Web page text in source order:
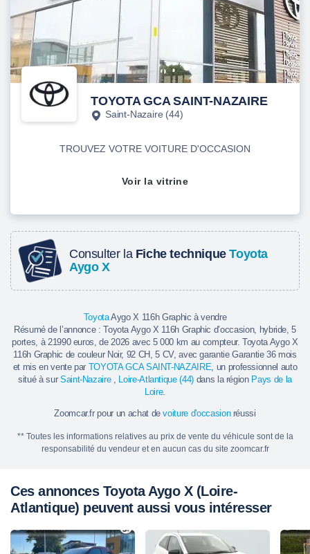
TOYOTA GCA SAINT-NAZAIRE
Saint-Nazaire (44)
TROUVEZ VOTRE VOITURE D'OCCASION
Voir la vitrine
Consulter la Fiche technique Toyota
Aygo X
ToyotaAygo X 116h Graphic à vendre
Résumé de l’annonce : Toyota Aygo X 116h Graphic d’occasion, hybride, 5
portes, à 21990 euros, de 2026 avec 5 000 km au compteur. Toyota Aygo X
116h Graphic de couleur Noir, 92 CH, 5 CV, avec garantie Garantie 36 mois
et mis en vente par TOYOTA GCA SAINT-NAZAIRE, un professionnel auto
situé à sur Saint-Nazaire, Loire-Atlantique (44) dans la région Pays de la
Loire.
Zoomcar.fr pour un achat devoiture d'occasionréussi
** Toutes les informations relatives au prix de vente du véhicule sont de la
responsabilité du vendeur et en aucun cas du site zoomcar.fr
Ces annonces Toyota Aygo X (Loire-
Atlantique) peuvent aussi vous intéresser